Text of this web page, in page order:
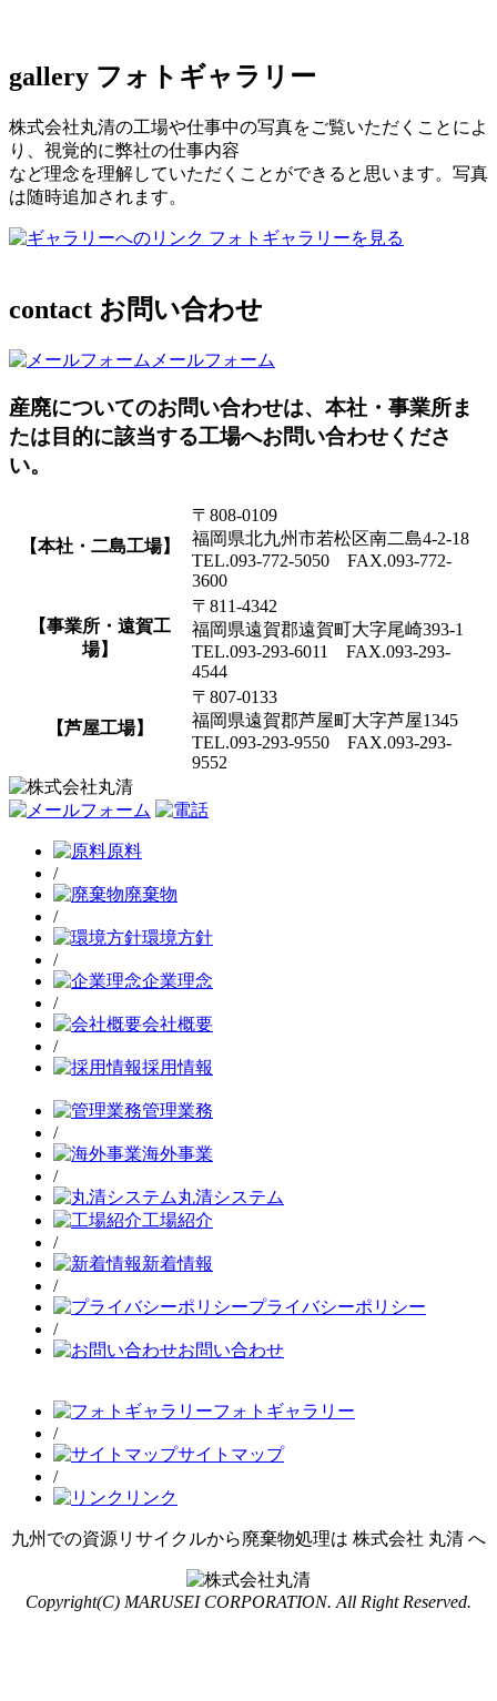
gallery フォトギャラリー
株式会社丸清の工場や仕事中の写真をご覧いただくことによ
り、視覚的に弊社の仕事内容
など理念を理解していただくことができると思います。写真
は随時追加されます。
フォトギャラリーを見る
contact お問い合わせ
メールフォーム
産廃についてのお問い合わせは、本社・事業所ま
たは目的に該当する工場へお問い合わせくださ
い。
【本社・二島工場】
〒808-0109
福岡県北九州市若松区南二島4-2-18
TEL.093-772-5050 FAX.093-772-
3600
【事業所・遠賀工
場】
〒811-4342
福岡県遠賀郡遠賀町大字尾崎393-1
TEL.093-293-6011 FAX.093-293-
4544
【芦屋工場】
〒807-0133
福岡県遠賀郡芦屋町大字芦屋1345
TEL.093-293-9550 FAX.093-293-
9552
原料
/
廃棄物
/
環境方針
/
企業理念
/
会社概要
/
採用情報
管理業務
/
海外事業
/
丸清システム
工場紹介
/
新着情報
/
プライバシーポリシー
/
お問い合わせ
フォトギャラリー
/
サイトマップ
/
リンク
九州での資源リサイクルから廃棄物処理は 株式会社 丸清 へ
Copyright(C) MARUSEI CORPORATION. All Right Reserved.